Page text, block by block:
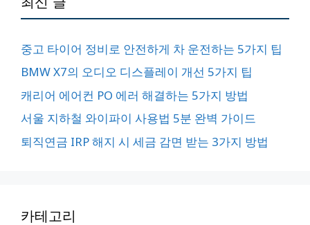
중고 타이어 정비로 안전하게 차 운전하는 5가지 팁
BMW X7의 오디오 디스플레이 개선 5가지 팁
캐리어 에어컨 PO 에러 해결하는 5가지 방법
서울 지하철 와이파이 사용법 5분 완벽 가이드
퇴직연금 IRP 해지 시 세금 감면 받는 3가지 방법
카테고리